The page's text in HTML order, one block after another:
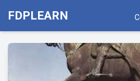
FDPLEARN